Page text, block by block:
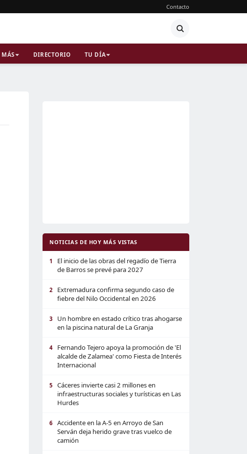
Contacto
MÁS DIRECTORIO TU DÍA
NOTICIAS DE HOY MÁS VISTAS
1
El inicio de las obras del regadío de Tierra
de Barros se prevé para 2027
2
Extremadura confirma segundo caso de
fiebre del Nilo Occidental en 2026
3
Un hombre en estado crítico tras ahogarse
en la piscina natural de La Granja
4
Fernando Tejero apoya la promoción de 'El
alcalde de Zalamea' como Fiesta de Interés
Internacional
5
Cáceres invierte casi 2 millones en
infraestructuras sociales y turísticas en Las
Hurdes
6
Accidente en la A-5 en Arroyo de San
Serván deja herido grave tras vuelco de
camión